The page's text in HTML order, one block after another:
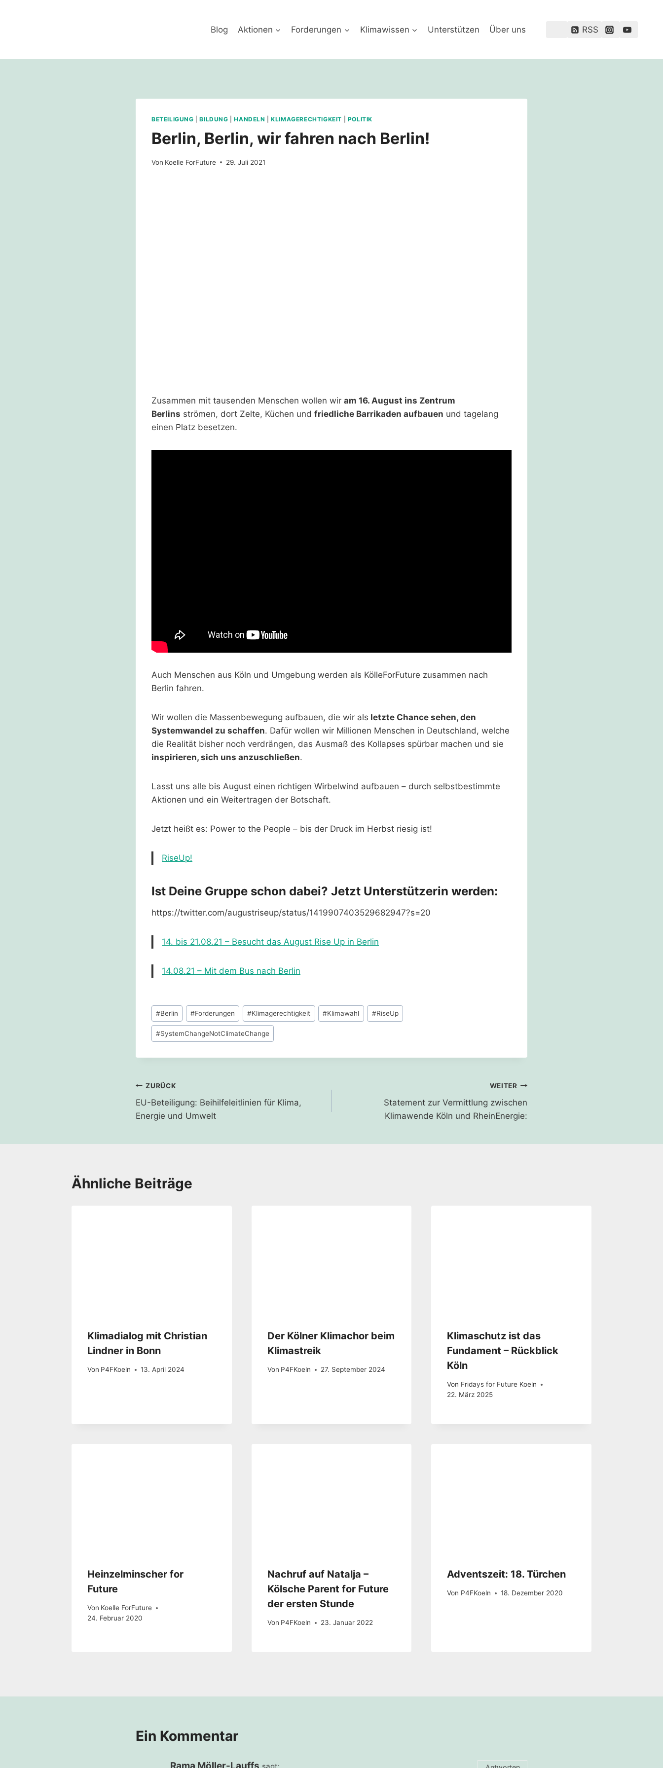
Blog Aktionen Forderungen Klimawissen Unterstützen Über uns RSS
BETEILIGUNG |BILDUNG |HANDELN |KLIMAGERECHTIGKEIT POLITIK
Berlin, Berlin, wir fahren nach Berlin!
Von Koelle ForFuture 29. Juli 2021
Zusammen mit tausenden Menschen wollen wir am 16. August ins Zentrum
Berlins strömen, dort Zelte, Küchen und friedliche Barrikaden aufbauen und tagelang
einen Platz besetzen.
Auch Menschen aus Köln und Umgebung werden als KölleForFuture zusammen nach
Berlin fahren.
Wir wollen die Massenbewegung aufbauen, die wir als letzte Chance sehen, den
Systemwandel zu schaffen. Dafür wollen wir Millionen Menschen in Deutschland, welche
die Realität bisher noch verdrängen, das Ausmaß des Kollapses spürbar machen und sie
inspirieren, sich uns anzuschließen.
Lasst uns alle bis August einen richtigen Wirbelwind aufbauen – durch selbstbestimmte
Aktionen und ein Weitertragen der Botschaft.
Jetzt heißt es: Power to the People – bis der Druck im Herbst riesig ist!
RiseUp!
Ist Deine Gruppe schon dabei? Jetzt Unterstützerin werden:
https://twitter.com/augustriseup/status/1419907403529682947?s=20
14. bis 21.08.21 – Besucht das August Rise Up in Berlin
14.08.21 – Mit dem Bus nach Berlin
Schlagworte:
#Berlin #Forderungen #Klimagerechtigkeit #Klimawahl #RiseUp
#SystemChangeNotClimateChange
Beitragsnavigation
ZURÜCK
EU-Beteiligung: Beihilfeleitlinien für Klima,
Energie und Umwelt
WEITER
Statement zur Vermittlung zwischen
Klimawende Köln und RheinEnergie:
Ähnliche Beiträge
Klimadialog mit Christian
Lindner in Bonn
Von P4FKoeln 13. April 2024
Der Kölner Klimachor beim
Klimastreik
Von P4FKoeln 27. September 2024
Klimaschutz ist das
Fundament – Rückblick
Köln
Von Fridays for Future Koeln
22. März 2025
Heinzelminscher for
Future
Von Koelle ForFuture
24. Februar 2020
Nachruf auf Natalja –
Kölsche Parent for Future
der ersten Stunde
Von P4FKoeln 23. Januar 2022
Adventszeit: 18. Türchen
Von P4FKoeln 18. Dezember 2020
Ein Kommentar